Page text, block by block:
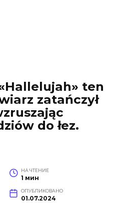
ten
zatańczył
do łez.
НА ЧТЕНИЕ
1 мин
ОПУБЛИКОВАНО
01.07.2024